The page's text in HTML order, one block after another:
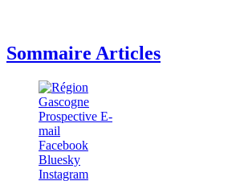
Sommaire Articles